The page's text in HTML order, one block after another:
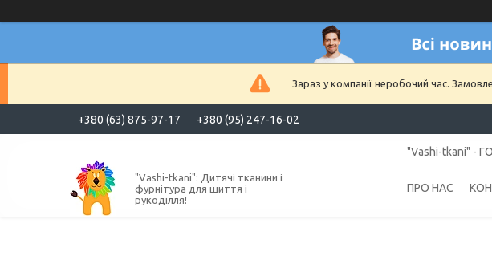
Зараз у компанії неробочий час.
+380 (63) 875-97-17 +380 (95) 247-16-02
"Vashi-tkani": Дитячі тканини і
фурнітура для шиття і
рукоділля!
"Vashi-tkani" -
ПРО НАС